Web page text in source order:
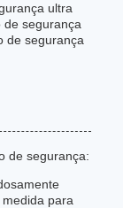
ultra
segurança
de segurança
de segurança:
para